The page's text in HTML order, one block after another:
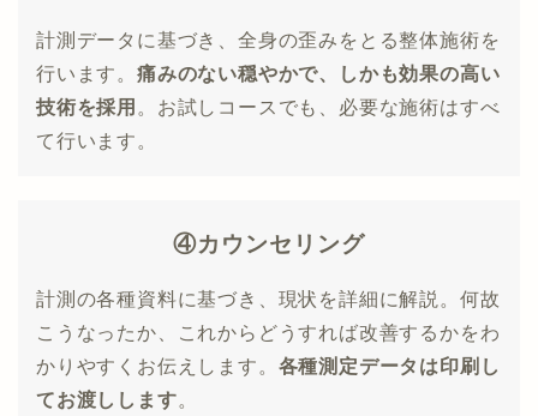
計測データに基づき、全身の歪みをとる整体施術を
行います。 痛みのない穏やかで、しかも効果の高い
技術を採用 。お試しコースでも、必要な施術はすべ
て行います。
④カウンセリング
計測の各種資料に基づき、現状を詳細に解説。何故
こうなったか、これからどうすれば改善するかをわ
かりやすくお伝えします。 各種測定データは印刷し
てお渡しします。